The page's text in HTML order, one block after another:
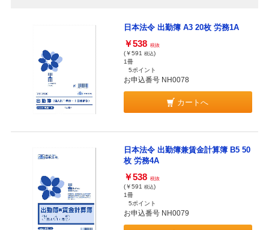
日本法令 出勤簿 A3 20枚 労務1A
￥538 税抜
(￥591 税込)
1冊
5ポイント
お申込番号 NH0078
カートへ
日本法令 出勤簿兼賃金計算簿 B5 50
枚 労務4A
￥538 税抜
(￥591 税込)
1冊
5ポイント
お申込番号 NH0079